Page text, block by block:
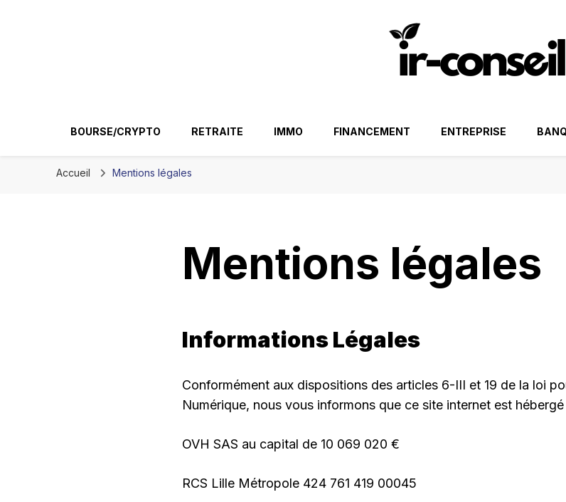
BOURSE/CRYPTO RETRAITE IMMO FINANCEMENT ENTREPRISE
Accueil Mentions légales
Mentions légales
Informations Légales
Conformément aux dispositions des articles 6-III et 19 de la loi
Numérique, nous vous informons que ce site internet est hébergé
OVH SAS au capital de 10 069 020 €
RCS Lille Métropole 424 761 419 00045